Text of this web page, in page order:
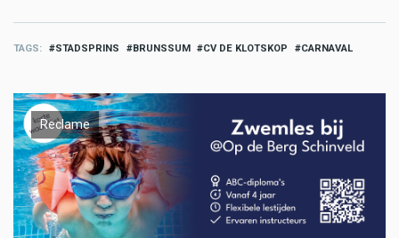
TAGS STADSPRINS BRUNSSUM CV DE KLOTSKOP CARNAVAL
Reclame